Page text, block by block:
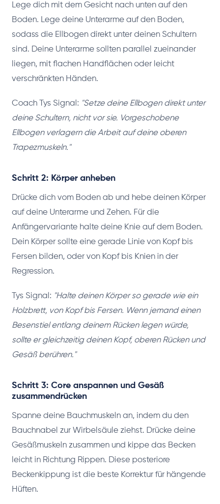
Lege dich mit dem Gesicht nach unten auf den
Boden. Lege deine Unterarme auf den Boden,
sodass die Ellbogen direkt unter deinen Schultern
sind. Deine Unterarme sollten parallel zueinander
liegen, mit flachen Handflächen oder leicht
verschränkten Händen.
Coach Tys Signal: "Setze deine Ellbogen direkt unter
deine Schultern, nicht vor sie. Vorgeschobene
Ellbogen verlagern die Arbeit auf deine oberen
Trapezmuskeln."
Schritt 2: Körper anheben
Drücke dich vom Boden ab und hebe deinen Körper
auf deine Unterarme und Zehen. Für die
Anfängervariante halte deine Knie auf dem Boden.
Dein Körper sollte eine gerade Linie von Kopf bis
Fersen bilden, oder von Kopf bis Knien in der
Regression.
Tys Signal: "Halte deinen Körper so gerade wie ein
Holzbrett, von Kopf bis Fersen. Wenn jemand einen
Besenstiel entlang deinem Rücken legen würde,
sollte er gleichzeitig deinen Kopf, oberen Rücken und
Gesäß berühren."
Schritt 3: Core anspannen und Gesäß
zusammendrücken
Spanne deine Bauchmuskeln an, indem du den
Bauchnabel zur Wirbelsäule ziehst. Drücke deine
Gesäßmuskeln zusammen und kippe das Becken
leicht in Richtung Rippen. Diese posteriore
Beckenkippung ist die beste Korrektur für hängende
Hüften.